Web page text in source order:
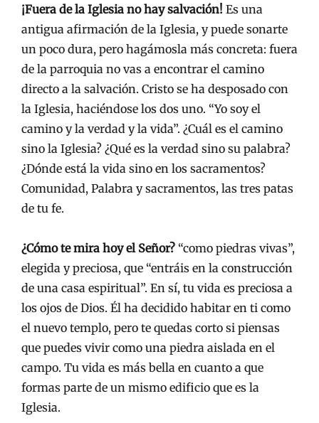
¡Fuera de la Iglesia no hay salvación! Es una
antigua afirmación de la Iglesia, y puede sonarte
un poco dura, pero hagámosla más concreta: fuera
de la parroquia no vas a encontrar el camino
directo a la salvación. Cristo se ha desposado con
la Iglesia, haciéndose los dos uno. “Yo soy el
camino y la verdad y la vida”. ¿Cuál es el camino
sino la Iglesia? ¿Qué es la verdad sino su palabra?
¿Dónde está la vida sino en los sacramentos?
Comunidad, Palabra y sacramentos, las tres patas
de tu fe.
¿Cómo te mira hoy el Señor? “como piedras vivas”,
elegida y preciosa, que “entráis en la construcción
de una casa espiritual”. En sí, tu vida es preciosa a
los ojos de Dios. Él ha decidido habitar en ti como
el nuevo templo, pero te quedas corto si piensas
que puedes vivir como una piedra aislada en el
campo. Tu vida es más bella en cuanto a que
formas parte de un mismo edificio que es la
Iglesia.